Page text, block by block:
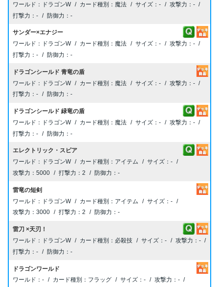
ドラゴンW
魔法 -
-
-
-
サンダー×エナジー
ドラゴンW
魔法 -
-
-
-
ドラゴンシールド 青竜の盾
ドラゴンW
魔法 -
-
-
-
ドラゴンシールド 緑竜の盾
ドラゴンW
魔法 -
-
-
-
エレクトリック・スピア
ドラゴンW
アイテム
-
5000
2 -
雷竜の短剣
ドラゴンW
アイテム
-
3000
2 -
雷刀 ×天刃！
ドラゴンW
必殺技 -
-
-
-
ドラゴンワールド
-
フラッグ -
-